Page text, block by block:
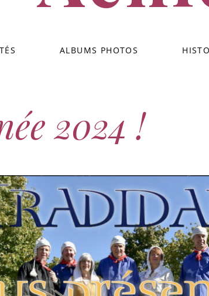
ALBUMS PHOTOS
2024 !